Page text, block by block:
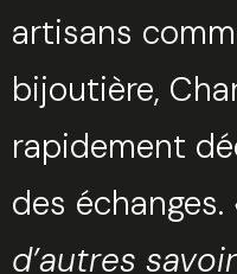
artisans
bijoutière,
rapidement
des échanges.
d’autres
Sélectionnez